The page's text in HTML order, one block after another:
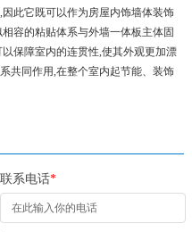
此它既可以作为房屋内饰墙体装饰
容的粘贴体系与外墙一体板主体固
保障室内的连贯性,使其外观更加漂
共同作用,在整个室内起节能、装饰
联系电话*